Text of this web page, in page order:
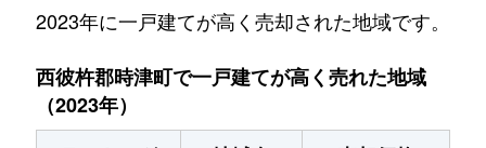
2023年に一戸建てが高く売却された地域です。
西彼杵郡時津町で一戸建てが高く売れた地域
（2023年）